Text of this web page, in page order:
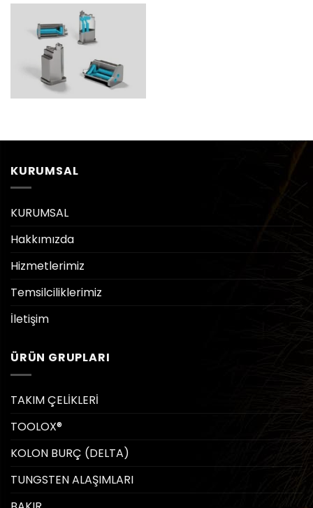
KURUMSAL
KURUMSAL
Hakkımızda
Hizmetlerimiz
Temsilciliklerimiz
İletişim
ÜRÜN GRUPLARI
TAKIM ÇELİKLERİ
TOOLOX®
KOLON BURÇ (DELTA)
TUNGSTEN ALAŞIMLARI